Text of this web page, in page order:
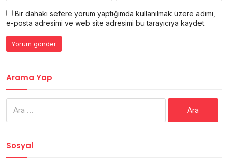
Bir dahaki sefere yorum yaptığımda kullanılmak üzere adımı,
e-posta adresimi ve web site adresimi bu tarayıcıya kaydet.
Arama Yap
Sosyal